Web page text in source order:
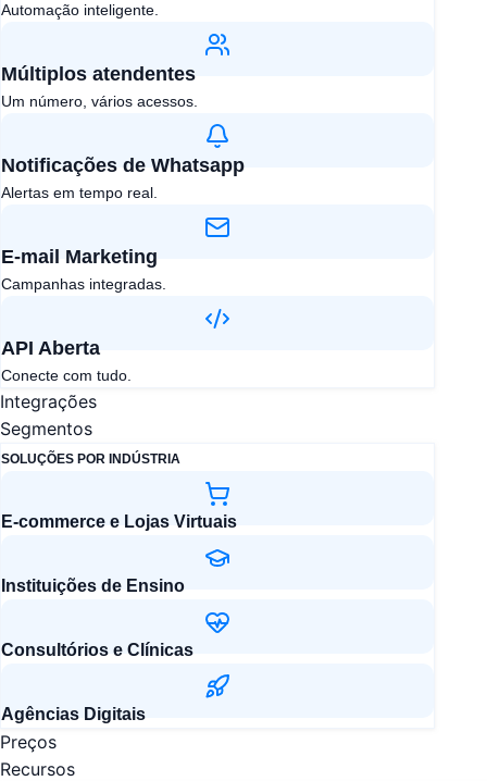
Automação inteligente.
Múltiplos atendentes​
Um número, vários acessos.
Notificações de Whatsapp
Alertas em tempo real.
E-mail Marketing​
Campanhas integradas.
API Aberta​
Conecte com tudo.
Integrações
Segmentos
SOLUÇÕES POR INDÚSTRIA
E-commerce e Lojas Virtuais
Instituições de Ensino
Consultórios e Clínicas
Agências Digitais
Preços
Recursos